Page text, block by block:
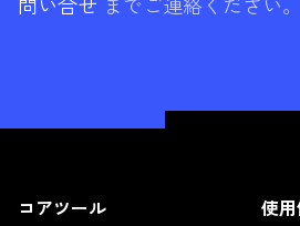
い。
問い合せ までご連絡ください。
コアツール 使